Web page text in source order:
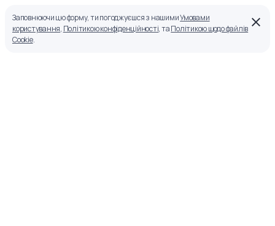
Заповнюючи цю форму, ти погоджуєшся з нашимиУмовами
користування, Політикою конфіденційності, таПолітикою щодо файлів
Cookie.